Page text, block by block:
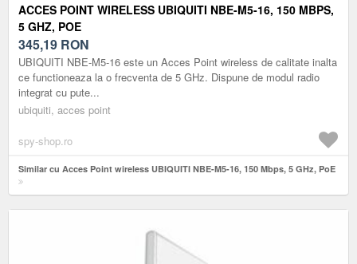
ACCES POINT WIRELESS UBIQUITI NBE-M5-16, 150 MBPS,
5 GHZ, POE
345,19 RON
UBIQUITI NBE-M5-16 este un Acces Point wireless de calitate inalta
ce functioneaza la o frecventa de 5 GHz. Dispune de modul radio
integrat cu pute...
ubiquiti, acces point
spy-shop.ro
Similar cu Acces Point wireless UBIQUITI NBE-M5-16, 150 Mbps, 5 GHz, PoE